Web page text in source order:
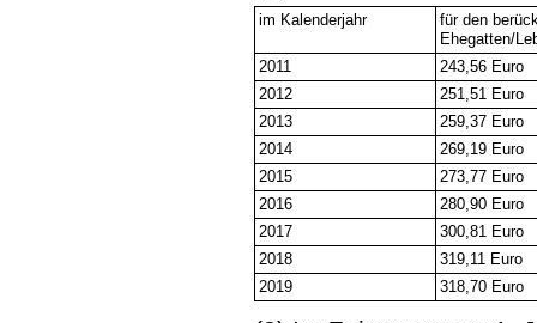
im Kalenderjahr
für den
Ehegatten/
2011
243,56 Euro
2012
251,51 Euro
2013
259,37 Euro
2014
269,19 Euro
2015
273,77 Euro
2016
280,90 Euro
2017
300,81 Euro
2018
319,11 Euro
2019
318,70 Euro